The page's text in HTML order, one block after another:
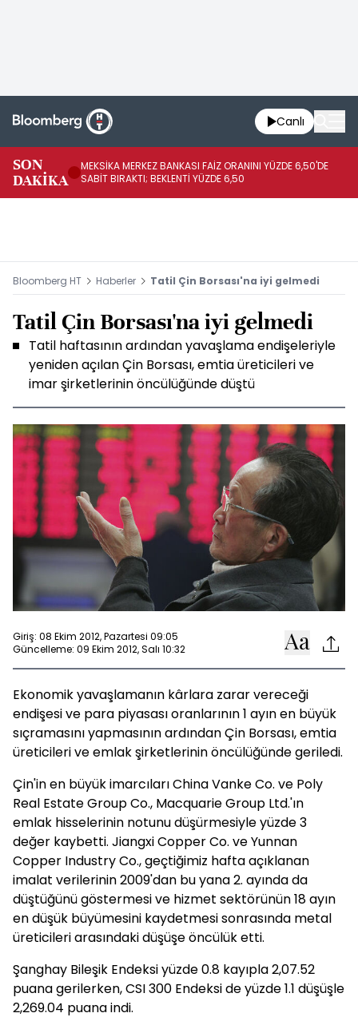
Canlı
SON
DAKİKA
MEKSİKA MERKEZ BANKASI FAİZ ORANINI YÜZDE 6,50'DE
SABİT BIRAKTI; BEKLENTİ YÜZDE 6,50
Bloomberg HT Haberler Tatil Çin Borsası'na iyi gelmedi
Tatil Çin Borsası'na iyi gelmedi
Tatil haftasının ardından yavaşlama endişeleriyle
yeniden açılan Çin Borsası, emtia üreticileri ve
imar şirketlerinin öncülüğünde düştü
Giriş: 08 Ekim 2012, Pazartesi 09:05
Güncelleme: 09 Ekim 2012, Salı 10:32
Ekonomik yavaşlamanın kârlara zarar vereceği
endişesi ve para piyasası oranlarının 1 ayın en büyük
sıçramasını yapmasının ardından Çin Borsası, emtia
üreticileri ve emlak şirketlerinin öncülüğünde geriledi.
Çin'in en büyük imarcıları China Vanke Co. ve Poly
Real Estate Group Co., Macquarie Group Ltd.'ın
emlak hisselerinin notunu düşürmesiyle yüzde 3
değer kaybetti. Jiangxi Copper Co. ve Yunnan
Copper Industry Co., geçtiğimiz hafta açıklanan
imalat verilerinin 2009'dan bu yana 2. ayında da
düştüğünü göstermesi ve hizmet sektörünün 18 ayın
en düşük büyümesini kaydetmesi sonrasında metal
üreticileri arasındaki düşüşe öncülük etti.
Şanghay Bileşik Endeksi yüzde 0.8 kayıpla 2,07.52
puana gerilerken, CSI 300 Endeksi de yüzde 1.1 düşüşle
2,269.04 puana indi.